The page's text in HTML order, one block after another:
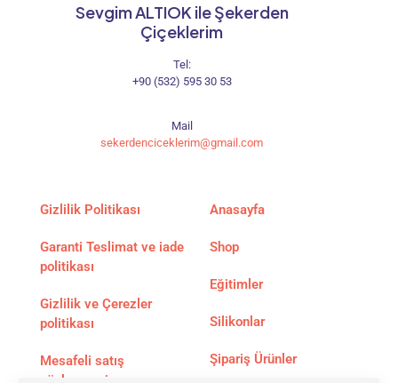
Sevgim ALTIOK ile Şekerden
Çiçeklerim
Tel:
+90 (532) 595 30 53
Mail
sekerdenciceklerim@gmail.com
Gizlilik Politikası
Garanti Teslimat ve iade
politikası
Gizlilik ve Çerezler
politikası
Mesafeli satış
Anasayfa
Shop
Eğitimler
Silikonlar
Şipariş Ürünler